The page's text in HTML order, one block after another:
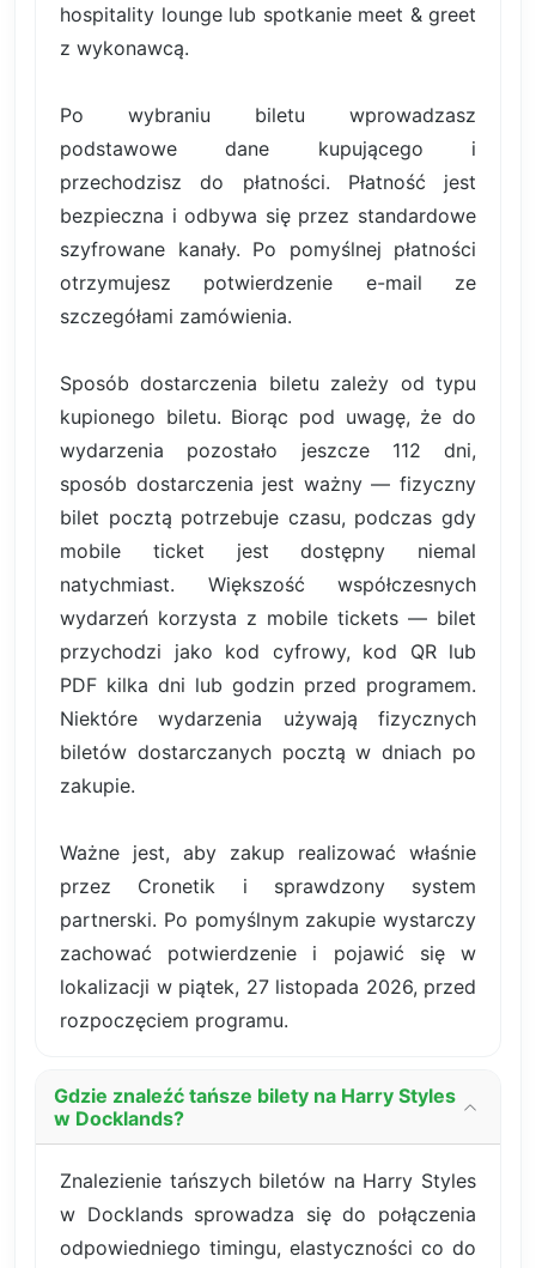
hospitality lounge lub spotkanie meet & greet
z wykonawcą.
Po wybraniu biletu wprowadzasz
podstawowe dane kupującego i
przechodzisz do płatności. Płatność jest
bezpieczna i odbywa się przez standardowe
szyfrowane kanały. Po pomyślnej płatności
otrzymujesz potwierdzenie e-mail ze
szczegółami zamówienia.
Sposób dostarczenia biletu zależy od typu
kupionego biletu. Biorąc pod uwagę, że do
wydarzenia pozostało jeszcze 112 dni,
sposób dostarczenia jest ważny — fizyczny
bilet pocztą potrzebuje czasu, podczas gdy
mobile ticket jest dostępny niemal
natychmiast. Większość współczesnych
wydarzeń korzysta z mobile tickets — bilet
przychodzi jako kod cyfrowy, kod QR lub
PDF kilka dni lub godzin przed programem.
Niektóre wydarzenia używają fizycznych
biletów dostarczanych pocztą w dniach po
zakupie.
Ważne jest, aby zakup realizować właśnie
przez Cronetik i sprawdzony system
partnerski. Po pomyślnym zakupie wystarczy
zachować potwierdzenie i pojawić się w
lokalizacji w piątek, 27 listopada 2026, przed
rozpoczęciem programu.
Gdzie znaleźć tańsze bilety na Harry Styles
w Docklands?
Znalezienie tańszych biletów na Harry Styles
w Docklands sprowadza się do połączenia
odpowiedniego timingu, elastyczności co do